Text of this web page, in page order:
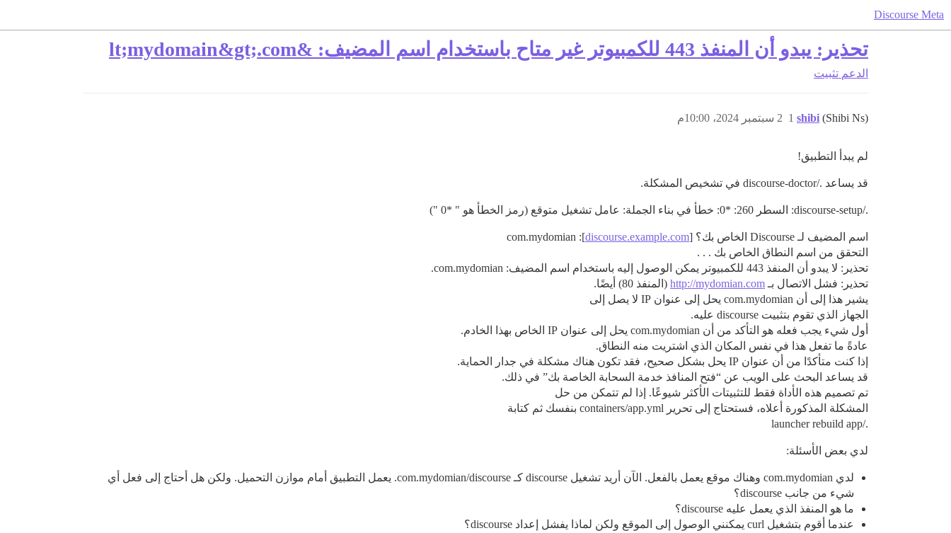
Discourse Meta
تحذير: يبدو أن المنفذ 443 للكمبيوتر غير متاح باستخدام اسم المضيف: &lt;mydomain&gt;.com
الدعم تثبيت
shibi (Shibi Ns) 2 سبتمبر 2024، 10:00م 1
لم يبدأ التطبيق!
قد يساعد ./discourse-doctor في تشخيص المشكلة.
./discourse-setup: السطر 260: *0: خطأ في بناء الجملة: عامل تشغيل متوقع (رمز الخطأ هو " *0 ")
اسم المضيف لـ Discourse الخاص بك؟ [ discourse.example.com
]: com.mydomian
التحقق من اسم النطاق الخاص بك . . .
تحذير: لا يبدو أن المنفذ 443 للكمبيوتر يمكن الوصول إليه باستخدام اسم المضيف: com.mydomian.
تحذير: فشل الاتصال بـ http://mydomian.com (المنفذ 80) أيضًا.
يشير هذا إلى أن com.mydomian يحل إلى عنوان IP لا يصل إلى
الجهاز الذي تقوم بتثبيت discourse عليه.
أول شيء يجب فعله هو التأكد من أن com.mydomian يحل إلى عنوان IP الخاص بهذا الخادم.
عادةً ما تفعل هذا في نفس المكان الذي اشتريت منه النطاق.
إذا كنت متأكدًا من أن عنوان IP يحل بشكل صحيح، فقد تكون هناك مشكلة في جدار الحماية.
قد يساعد البحث على الويب عن “فتح المنافذ خدمة السحابة الخاصة بك” في ذلك.
تم تصميم هذه الأداة فقط للتثبيتات الأكثر شيوعًا. إذا لم تتمكن من حل
المشكلة المذكورة أعلاه، فستحتاج إلى تحرير containers/app.yml بنفسك ثم كتابة
./launcher rebuild app
لدي بعض الأسئلة:
لدي com.mydomian وهناك موقع يعمل بالفعل. الآن أريد تشغيل discourse كـ com.mydomian/discourse. يعمل التطبيق أمام موازن التحميل. ولكن هل أحتاج إلى فعل أي
شيء من جانب discourse؟
ما هو المنفذ الذي يعمل عليه discourse؟
عندما أقوم بتشغيل curl يمكنني الوصول إلى الموقع ولكن لماذا يفشل إعداد discourse؟